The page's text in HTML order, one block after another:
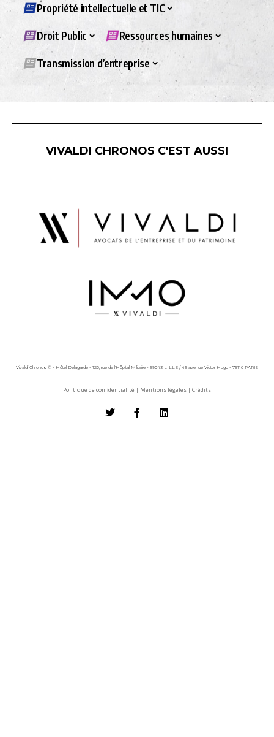
Propriété intellectuelle et TIC
Droit Public Ressources humaines
Transmission d’entreprise
VIVALDI CHRONOS C'EST AUSSI
Vivaldi Chronos © - Hôtel Delagarde - 120, rue de l'Hôpital Militaire - 59043 LILLE / 45 avenue Victor Hugo - 75116 PARIS
Politique de confidentialité | Mentions légales | Crédits